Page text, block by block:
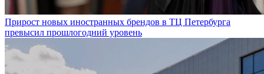
Прирост новых иностранных брендов в ТЦ Петербурга
превысил прошлогодний уровень